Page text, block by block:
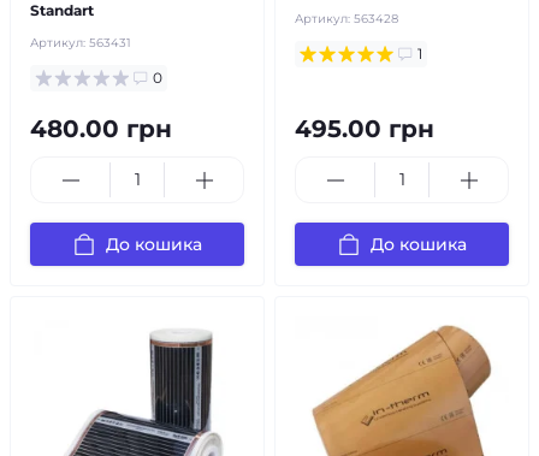
Standart
Артикул: 563431
0
480.00 грн
До кошика
Артикул: 563428
1
495.00 грн
До кошика